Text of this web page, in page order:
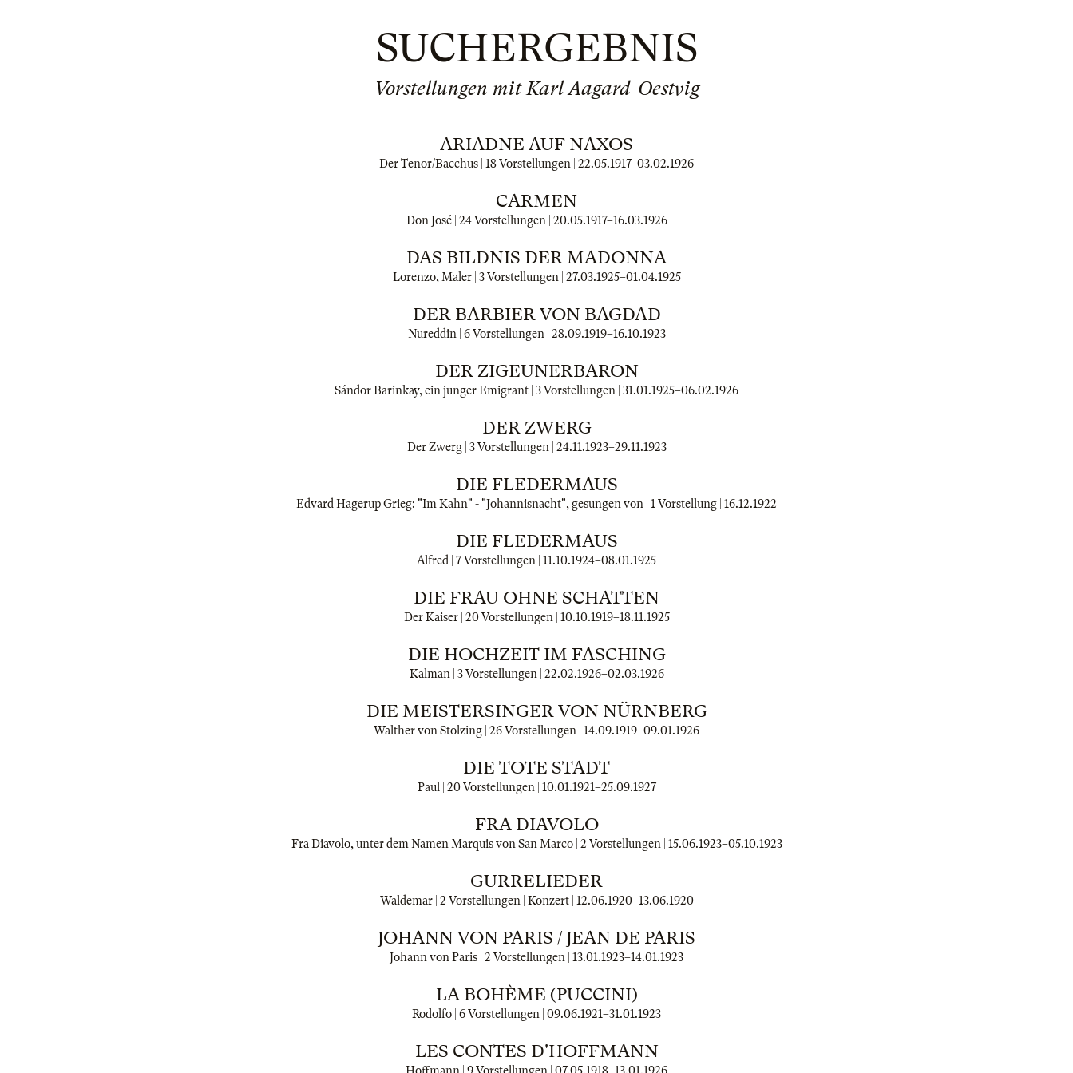
SUCHERGEBNIS
Vorstellungen mit Karl Aagard-Oestvig
ARIADNE AUF NAXOS
Der Tenor/Bacchus | 18 Vorstellungen | 22.05.1917–03.02.1926
CARMEN
Don José | 24 Vorstellungen | 20.05.1917–16.03.1926
DAS BILDNIS DER MADONNA
Lorenzo, Maler | 3 Vorstellungen | 27.03.1925–01.04.1925
DER BARBIER VON BAGDAD
Nureddin | 6 Vorstellungen | 28.09.1919–16.10.1923
DER ZIGEUNERBARON
Sándor Barinkay, ein junger Emigrant | 3 Vorstellungen | 31.01.1925–06.02.1926
DER ZWERG
Der Zwerg | 3 Vorstellungen | 24.11.1923–29.11.1923
DIE FLEDERMAUS
Edvard Hagerup Grieg: "Im Kahn" - "Johannisnacht", gesungen von | 1 Vorstellung | 16.12.1922
DIE FLEDERMAUS
Alfred | 7 Vorstellungen | 11.10.1924–08.01.1925
DIE FRAU OHNE SCHATTEN
Der Kaiser | 20 Vorstellungen | 10.10.1919–18.11.1925
DIE HOCHZEIT IM FASCHING
Kalman | 3 Vorstellungen | 22.02.1926–02.03.1926
DIE MEISTERSINGER VON NÜRNBERG
Walther von Stolzing | 26 Vorstellungen | 14.09.1919–09.01.1926
DIE TOTE STADT
Paul | 20 Vorstellungen | 10.01.1921–25.09.1927
FRA DIAVOLO
Fra Diavolo, unter dem Namen Marquis von San Marco | 2 Vorstellungen | 15.06.1923–05.10.1923
GURRELIEDER
Waldemar | 2 Vorstellungen | Konzert | 12.06.1920–13.06.1920
JOHANN VON PARIS / JEAN DE PARIS
Johann von Paris | 2 Vorstellungen | 13.01.1923–14.01.1923
LA BOHÈME (PUCCINI)
Rodolfo | 6 Vorstellungen | 09.06.1921–31.01.1923
LES CONTES D'HOFFMANN